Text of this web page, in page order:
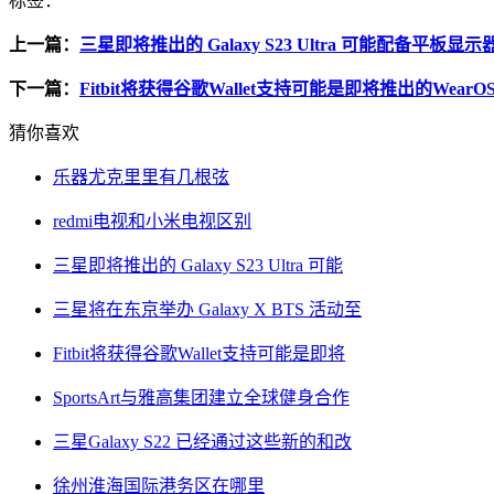
上一篇： 三星即将推出的 Galaxy S23 Ultra 可能配备平板显示
下一篇： Fitbit将获得谷歌Wallet支持可能是即将推出的
猜你喜欢
乐器尤克里里有几根弦
redmi电视和小米电视区别
三星即将推出的 Galaxy S23 Ultra 可能
三星将在东京举办 Galaxy X BTS 活动至
Fitbit将获得谷歌Wallet支持可能是即将
SportsArt与雅高集团建立全球健身合作
三星Galaxy S22 已经通过这些新的和改
徐州淮海国际港务区在哪里